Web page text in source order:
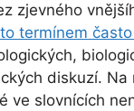
zjevného
termínem
diskuzí. Na
ve slovnících